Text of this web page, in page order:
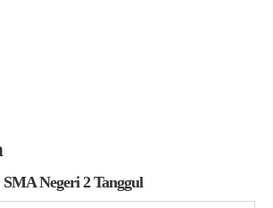
SMA Negeri 2 Tanggul